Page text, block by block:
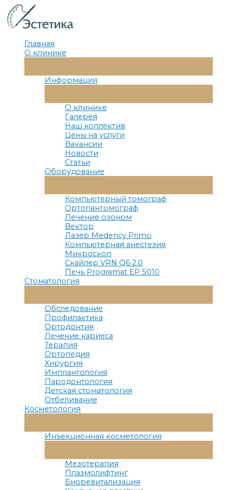
Перейти
к
содержимому
Главная
О клинике
Меню
Информация
Меню
О клинике
Галерея
Наш коллектив
Цены на услуги
Вакансии
Новости
Статьи
Оборудование
Меню
Компьютерный томограф
Ортопантомограф
Лечение озоном
Вектор
Лазер Medency Primo
Компьютерная анестезия
Микроскоп
Скайлер VRN Q6 2.0
Печь Programat EP 5010
Стоматология
Меню
Обследование
Профилактика
Ортодонтия
Лечение кариеса
Терапия
Ортопедия
Хирургия
Имплантология
Пародонтология
Детская стоматология
Отбеливание
Косметология
Меню
Инъекционная косметология
Меню
Мезотерапия
Плазмолифтинг
Биоревитализация